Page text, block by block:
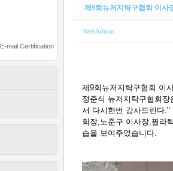
E-mail Certification
제9회뉴저지탁구협회 이사
WebAdmin
제9회뉴저지탁구협회 이
정준식 뉴저지탁구협회
서 다시한번 감사드린다
회장,노준구 이사장,필라
습을 보여주었습니다.